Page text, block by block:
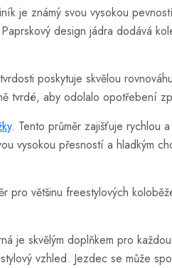
je známý svou vysokou
design jádra dodává
poskytuje skvělou
aby odolalo opotřebení
. Tento průměr zajišťuje rychlou
vysokou přesností a hladkým
pro většinu freestylových
je skvělým doplňkem pro
vzhled. Jezdec se může